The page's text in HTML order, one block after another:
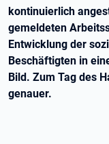
kontinuierlich
gemeldeten
Entwicklung der
Beschäftigten in
Bild. Zum Tag des
genauer.